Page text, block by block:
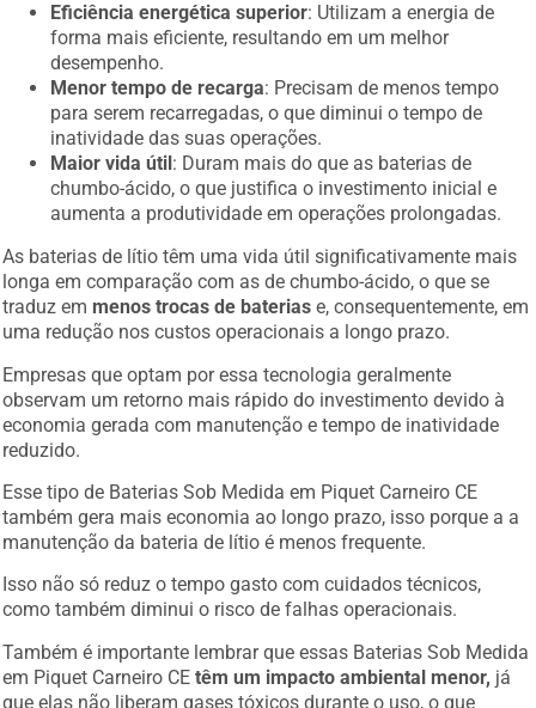
Eficiência energética superior: Utilizam a energia de
forma mais eficiente, resultando em um melhor
desempenho.
Menor tempo de recarga: Precisam de menos tempo
para serem recarregadas, o que diminui o tempo de
inatividade das suas operações.
Maior vida útil : Duram mais do que as baterias de
chumbo-ácido, o que justifica o investimento inicial e
aumenta a produtividade em operações prolongadas.
As baterias de lítio têm uma vida útil significativamente mais
longa em comparação com as de chumbo-ácido, o que se
traduz em menos trocas de baterias e, consequentemente, em
uma redução nos custos operacionais a longo prazo.
Empresas que optam por essa tecnologia geralmente
observam um retorno mais rápido do investimento devido à
economia gerada com manutenção e tempo de inatividade
reduzido.
Esse tipo de Baterias Sob Medida em Piquet Carneiro CE
também gera mais economia ao longo prazo, isso porque a a
manutenção da bateria de lítio é menos frequente.
Isso não só reduz o tempo gasto com cuidados técnicos,
como também diminui o risco de falhas operacionais.
Também é importante lembrar que essas Baterias Sob Medida
em Piquet Carneiro CEtêm um impacto ambiental menor, já
que elas não liberam gases tóxicos durante o uso, o que